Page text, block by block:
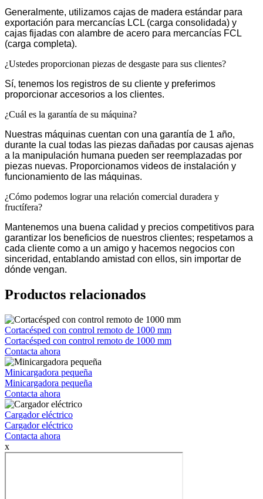
Generalmente, utilizamos cajas de madera estándar para
exportación para mercancías LCL (carga consolidada) y
cajas fijadas con alambre de acero para mercancías FCL
(carga completa).
¿Ustedes proporcionan piezas de desgaste para sus clientes?
Sí, tenemos los registros de su cliente y preferimos
proporcionar accesorios a los clientes.
¿Cuál es la garantía de su máquina?
Nuestras máquinas cuentan con una garantía de 1 año,
durante la cual todas las piezas dañadas por causas ajenas
a la manipulación humana pueden ser reemplazadas por
piezas nuevas. Proporcionamos videos de instalación y
funcionamiento de las máquinas.
¿Cómo podemos lograr una relación comercial duradera y
fructífera?
Mantenemos una buena calidad y precios competitivos para
garantizar los beneficios de nuestros clientes; respetamos a
cada cliente como a un amigo y hacemos negocios con
sinceridad, entablando amistad con ellos, sin importar de
dónde vengan.
Productos relacionados
Cortacésped con control remoto de 1000 mm
Cortacésped con control remoto de 1000 mm
Contacta ahora
Minicargadora pequeña
Minicargadora pequeña
Contacta ahora
Cargador eléctrico
Cargador eléctrico
Contacta ahora
x